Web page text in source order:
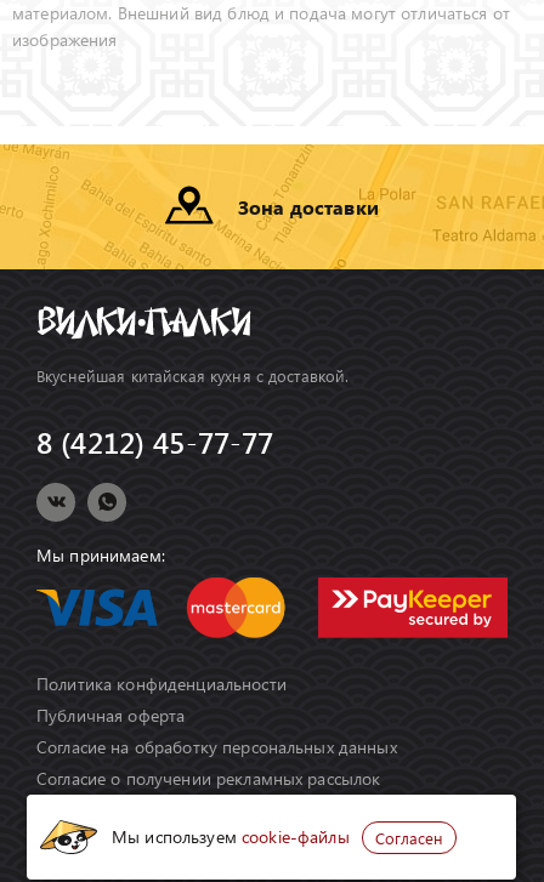
материалом. Внешний вид блюд и подача могут отличаться от
изображения
Зона доставки
Вкуснейшая китайская кухня с доставкой.
8 (4212) 45-77-77
Мы принимаем:
Политика конфиденциальности
Публичная оферта
Согласие на обработку персональных данных
Согласие о получении рекламных рассылок
Мы используемcookie-файлы Согласен